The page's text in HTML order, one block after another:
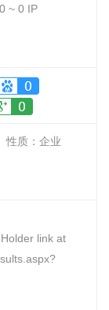
0 ~ 0 IP
性质： 企业
link at